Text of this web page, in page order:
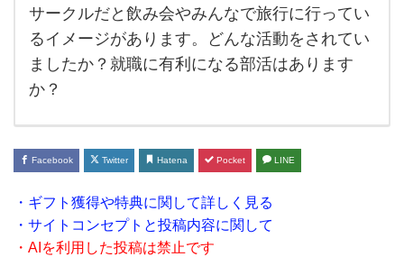
と、
大学
生の
ク
ル、
部活
動決
め
サークルだと飲み会やみんなで旅行に行ってい
るイメージがあります。どんな活動をされてい
ましたか？就職に有利になる部活はあります
か？
Facebook Twitter Hatena Pocket LINE
・ギフト獲得や特典に関して詳しく見る
・サイトコンセプトと投稿内容に関して
・AIを利用した投稿は禁止です